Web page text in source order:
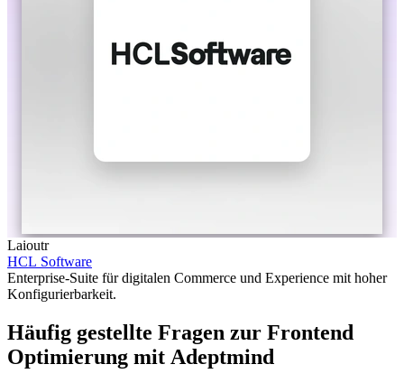
Laioutr
HCL Software
Enterprise-Suite für digitalen Commerce und Experience mit hoher
Konfigurierbarkeit.
Häufig gestellte Fragen zur Frontend
Optimierung mit Adeptmind